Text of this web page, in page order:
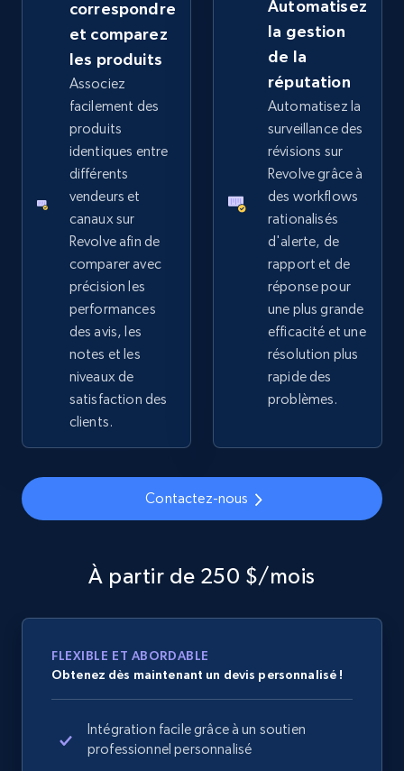
Google Shopping - collects products from
web using keywords
URL, Product id, Title, Product description,
Rating, Reviews count, Images, Variations, and
more.
2.4K+ Commencer
Home Depot US
URL, Domain, Country code, Model number,
Sku, Product id, Product name, Manufacturer,
and more.
2.1K+
URL, Domain, Country code, Model number,
Sku, Product id, Product name, Manufacturer,
2.1K+ 355+
Home Depot US - Discover products by
specified URL
correspondre
et comparez
les produits
Associez
facilement des
produits
identiques entre
différents
vendeurs et
canaux sur
Revolve afin de
comparer avec
précision les
performances
des avis, les
notes et les
niveaux de
satisfaction des
clients.
Automatisez
la gestion
de la
réputation
Automatisez la
surveillance des
révisions sur
Revolve grâce à
des workflows
rationalisés
d'alerte, de
rapport et de
réponse pour
une plus grande
efficacité et une
résolution plus
rapide des
problèmes.
Contactez-nous
À partir de 250 $/mois
FLEXIBLE ET ABORDABLE
Obtenez dès maintenant un devis personnalisé !
Intégration facile grâce à un soutien
professionnel personnalisé